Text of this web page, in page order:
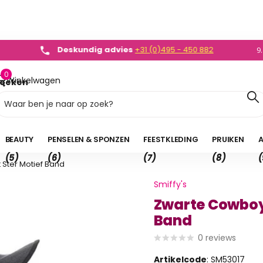
- 450 882
+31 (0)495 - 450 882
Winkelwagen
0
0,00
BEAUTY
(5)
PENSELEN & SPONZEN
(6)
FEESTKLEDING
(7)
PRUIKEN
(8)
Motief Band
Smiffy's
Zwarte
Band
0 reviews
Artikelcode: SM53017